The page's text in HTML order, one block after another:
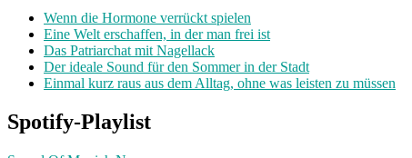
Wenn die Hormone verrückt spielen
Eine Welt erschaffen, in der man frei ist
Das Patriarchat mit Nagellack
Der ideale Sound für den Sommer in der Stadt
Einmal kurz raus aus dem Alltag, ohne was leisten zu müssen
Spotify-Playlist